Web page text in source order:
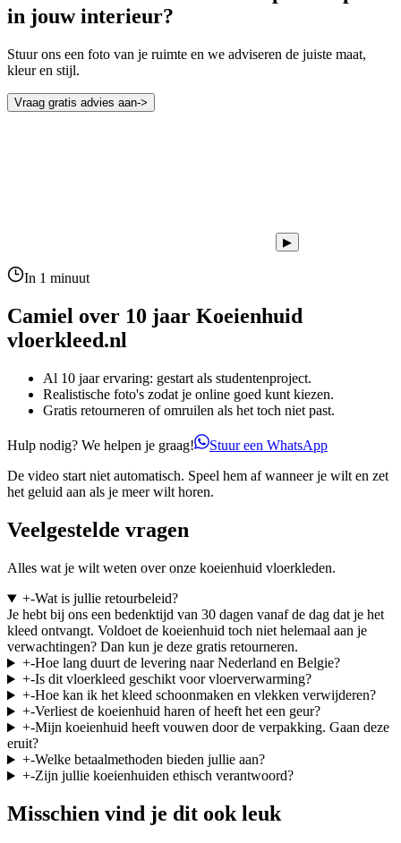
in jouw interieur?
Stuur ons een foto van je ruimte en we adviseren de juiste maat,
kleur en stijl.
Vraag gratis advies aan->
▶
In 1 minuut
Camiel over 10 jaar Koeienhuid
vloerkleed.nl
Al 10 jaar ervaring: gestart als studentenproject.
Realistische foto's zodat je online goed kunt kiezen.
Gratis retourneren of omruilen als het toch niet past.
Hulp nodig? We helpen je graag!
Stuur een WhatsApp
De video start niet automatisch. Speel hem af wanneer je wilt en zet
het geluid aan als je meer wilt horen.
Veelgestelde vragen
Alles wat je wilt weten over onze koeienhuid vloerkleden.
+-Wat is jullie retourbeleid?
Je hebt bij ons een bedenktijd van 30 dagen vanaf de dag dat je het
kleed ontvangt. Voldoet de koeienhuid toch niet helemaal aan je
verwachtingen? Dan kun je deze gratis retourneren.
+-Hoe lang duurt de levering naar Nederland en Belgie?
+-Is dit vloerkleed geschikt voor vloerverwarming?
+-Hoe kan ik het kleed schoonmaken en vlekken verwijderen?
+-Verliest de koeienhuid haren of heeft het een geur?
+-Mijn koeienhuid heeft vouwen door de verpakking. Gaan deze
eruit?
+-Welke betaalmethoden bieden jullie aan?
+-Zijn jullie koeienhuiden ethisch verantwoord?
Misschien vind je dit ook leuk